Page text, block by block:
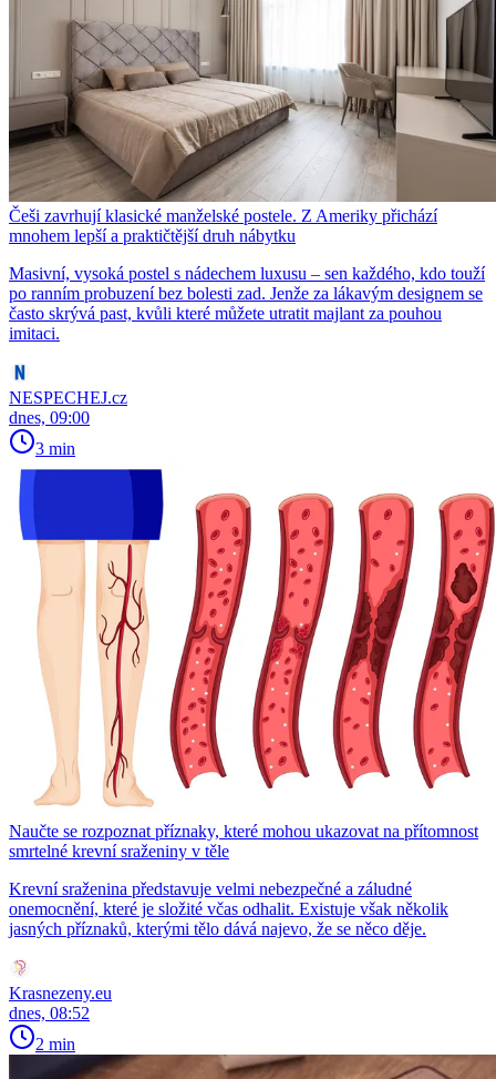
Češi zavrhují klasické manželské postele. Z Ameriky přichází
mnohem lepší a praktičtější druh nábytku
Masivní, vysoká postel s nádechem luxusu – sen každého, kdo touží
po ranním probuzení bez bolesti zad. Jenže za lákavým designem se
často skrývá past, kvůli které můžete utratit majlant za pouhou
imitaci.
NESPECHEJ.cz
dnes, 09:00
3 min
Naučte se rozpoznat příznaky, které mohou ukazovat na přítomnost
smrtelné krevní sraženiny v těle
Krevní sraženina představuje velmi nebezpečné a záludné
onemocnění, které je složité včas odhalit. Existuje však několik
jasných příznaků, kterými tělo dává najevo, že se něco děje.
Krasnezeny.eu
dnes, 08:52
2 min